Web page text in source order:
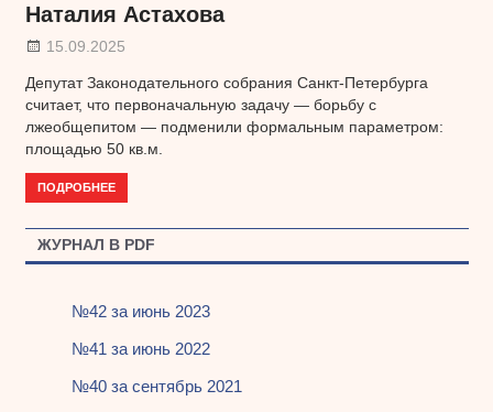
Наталия Астахова
15.09.2025
Депутат Законодательного собрания Санкт-Петербурга
считает, что первоначальную задачу — борьбу с
лжеобщепитом — подменили формальным параметром:
площадью 50 кв.м.
ПОДРОБНЕЕ
ЖУРНАЛ В PDF
№42 за июнь 2023
№41 за июнь 2022
№40 за сентябрь 2021